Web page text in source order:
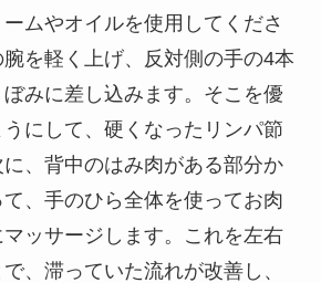
ムやオイルを使用してくださ
を軽く上げ、反対側の手の4本
みに差し込みます。そこを優
にして、硬くなったリンパ節
、背中のはみ肉がある部分か
、手のひら全体を使ってお肉
ッサージします。これを左右
、滞っていた流れが改善し、